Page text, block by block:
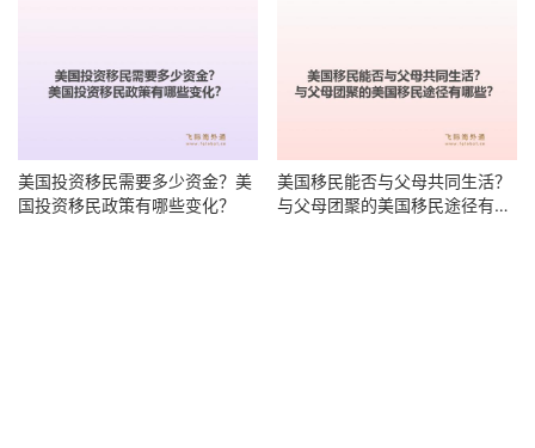
美国投资移民需要多少资金？美
国投资移民政策有哪些变化？
美国移民能否与父母共同生活？
与父母团聚的美国移民途径有哪